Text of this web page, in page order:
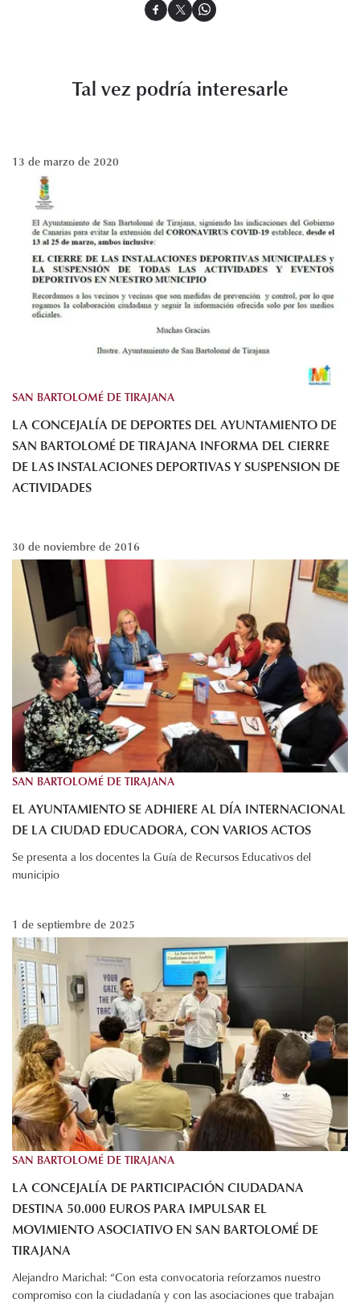
Tal vez podría interesarle
13 de marzo de 2020
SAN BARTOLOMÉ DE TIRAJANA
LA CONCEJALÍA DE DEPORTES DEL AYUNTAMIENTO DE
SAN BARTOLOMÉ DE TIRAJANA INFORMA DEL CIERRE
DE LAS INSTALACIONES DEPORTIVAS Y SUSPENSION DE
ACTIVIDADES
30 de noviembre de 2016
SAN BARTOLOMÉ DE TIRAJANA
EL AYUNTAMIENTO SE ADHIERE AL DÍA INTERNACIONAL
DE LA CIUDAD EDUCADORA, CON VARIOS ACTOS
Se presenta a los docentes la Guía de Recursos Educativos del
municipio
1 de septiembre de 2025
SAN BARTOLOMÉ DE TIRAJANA
LA CONCEJALÍA DE PARTICIPACIÓN CIUDADANA
DESTINA 50.000 EUROS PARA IMPULSAR EL
MOVIMIENTO ASOCIATIVO EN SAN BARTOLOMÉ DE
TIRAJANA
Alejandro Marichal: “Con esta convocatoria reforzamos nuestro
compromiso con la ciudadanía y con las asociaciones que trabajan